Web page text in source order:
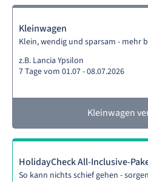
Kleinwagen
Klein, wendig und sparsam - mehr
z.B. Lancia Ypsilon
7 Tage vom 01.07 - 08.07.2026
Kleinwagen
HolidayCheck All-Inclusive-
So kann nichts schief gehen -